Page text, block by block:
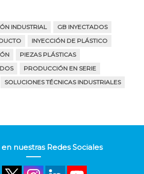
INDUSTRIAL
GB INYECTADOS
INYECCIÓN DE PLÁSTICO
PIEZAS PLÁSTICAS
PRODUCCIÓN EN SERIE
SOLUCIONES TÉCNICAS INDUSTRIALES
nuestras Redes Sociales